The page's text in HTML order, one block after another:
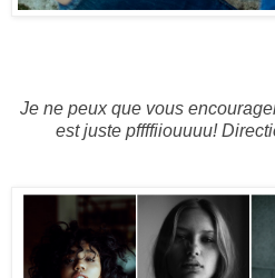
Je ne peux que vous
est juste pffffiiouuuu!